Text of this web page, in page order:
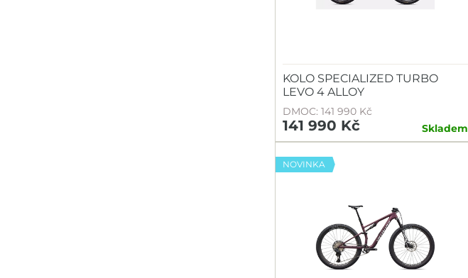
KOLO SPECIALIZED TURBO
LEVO 4 ALLOY
DMOC: 141 990 Kč
141 990 Kč Skladem
NOVINKA